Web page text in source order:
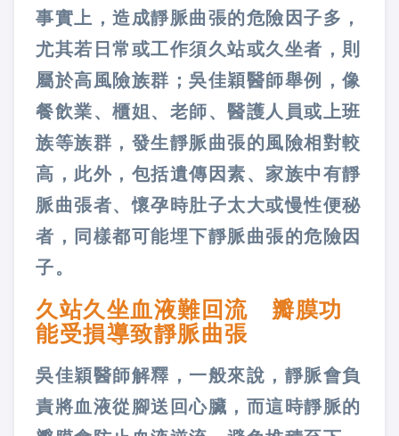
事實上，造成靜脈曲張的危險因子多，
尤其若日常或工作須久站或久坐者，則
屬於高風險族群；吳佳穎醫師舉例，像
餐飲業、櫃姐、老師、醫護人員或上班
族等族群，發生靜脈曲張的風險相對較
高，此外，包括遺傳因素、家族中有靜
脈曲張者、懷孕時肚子太大或慢性便秘
者，同樣都可能埋下靜脈曲張的危險因
子。
久站久坐血液難回流 瓣膜功
能受損導致靜脈曲張
吳佳穎醫師解釋，一般來說，靜脈會負
責將血液從腳送回心臟，而這時靜脈的